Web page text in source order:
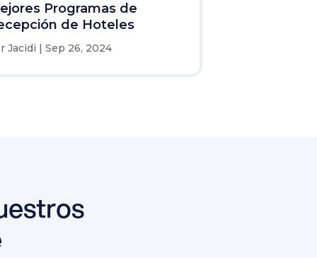
Programas de
de Hoteles
Jacidi |Sep 26, 2024